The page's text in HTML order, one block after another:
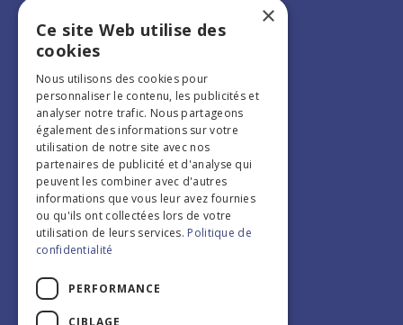
Edition 2026
Infos pratiques
×
Ce site Web utilise des
cookies
Nous utilisons des cookies pour
personnaliser le contenu, les publicités et
analyser notre trafic. Nous partageons
également des informations sur votre
utilisation de notre site avec nos
partenaires de publicité et d'analyse qui
peuvent les combiner avec d'autres
informations que vous leur avez fournies
ou qu'ils ont collectées lors de votre
utilisation de leurs services. Politique de
confidentialité
PERFORMANCE
CIBLAGE